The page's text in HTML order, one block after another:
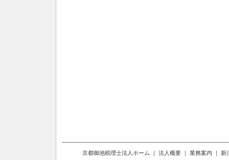
京都御池税理士法人ホーム ｜ 法人概要 ｜ 業務案内 ｜ 新